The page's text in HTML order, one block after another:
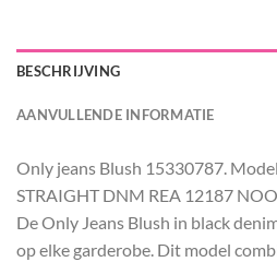
BESCHRIJVING
AANVULLENDE INFORMATIE
Only jeans Blush 15330787.
STRAIGHT DNM REA 12187
De Only Jeans Blush in black
op elke garderobe. Dit model